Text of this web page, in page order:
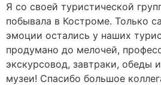
Я со своей туристической
побывала в Костроме. Только
эмоции остались у наших
продумано до мелочей,
экскурсовод, завтраки, обеды
музеи! Спасибо большое